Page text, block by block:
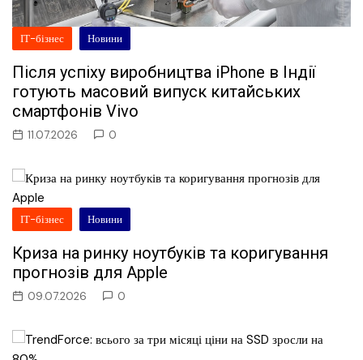
ІТ-бізнес Новини
Після успіху виробництва iPhone в Індії
готують масовий випуск китайських
смартфонів Vivo
11.07.2026 0
ІТ-бізнес Новини
Криза на ринку ноутбуків та коригування
прогнозів для Apple
09.07.2026 0